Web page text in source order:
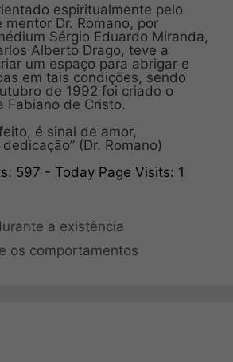
espiritualmente pelo
Dr. Romano, por
Sérgio Eduardo Miranda,
Alberto Drago, teve a
um espaço para abrigar e
em tais condições, sendo
de 1992 foi criado o
Fabiano de Cristo.
é sinal de amor,
(Dr. Romano)
597 - Today Page Visits: 1
a existência
os comportamentos